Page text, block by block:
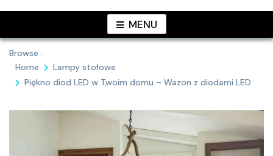
MENU
Browse :
Home
Lampy stołowe
Piękno diod LED w Twoim domu – Wazon z diodami LED